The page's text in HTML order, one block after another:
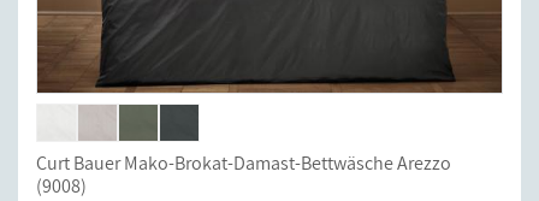
Curt Bauer Mako-Brokat-Damast-Bettwäsche Arezzo
(9008)